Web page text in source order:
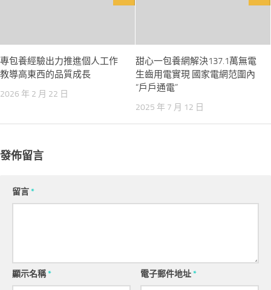
專包養經驗出力推進個人工作
教導高東西的品質成長
2026 年 2 月 22 日
甜心一包養網解決137.1萬無電
生齒用電實現 國家電網范圍內
“戶戶通電”
2025 年 7 月 12 日
發佈留言
留言*
顯示名稱* 電子郵件地址*